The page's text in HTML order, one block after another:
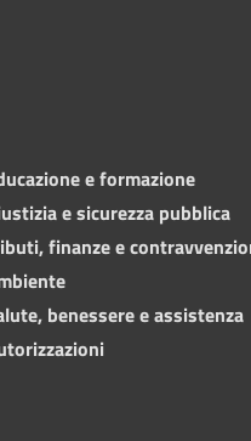
e formazione
e sicurezza pubblica
finanze e
benessere e assistenza